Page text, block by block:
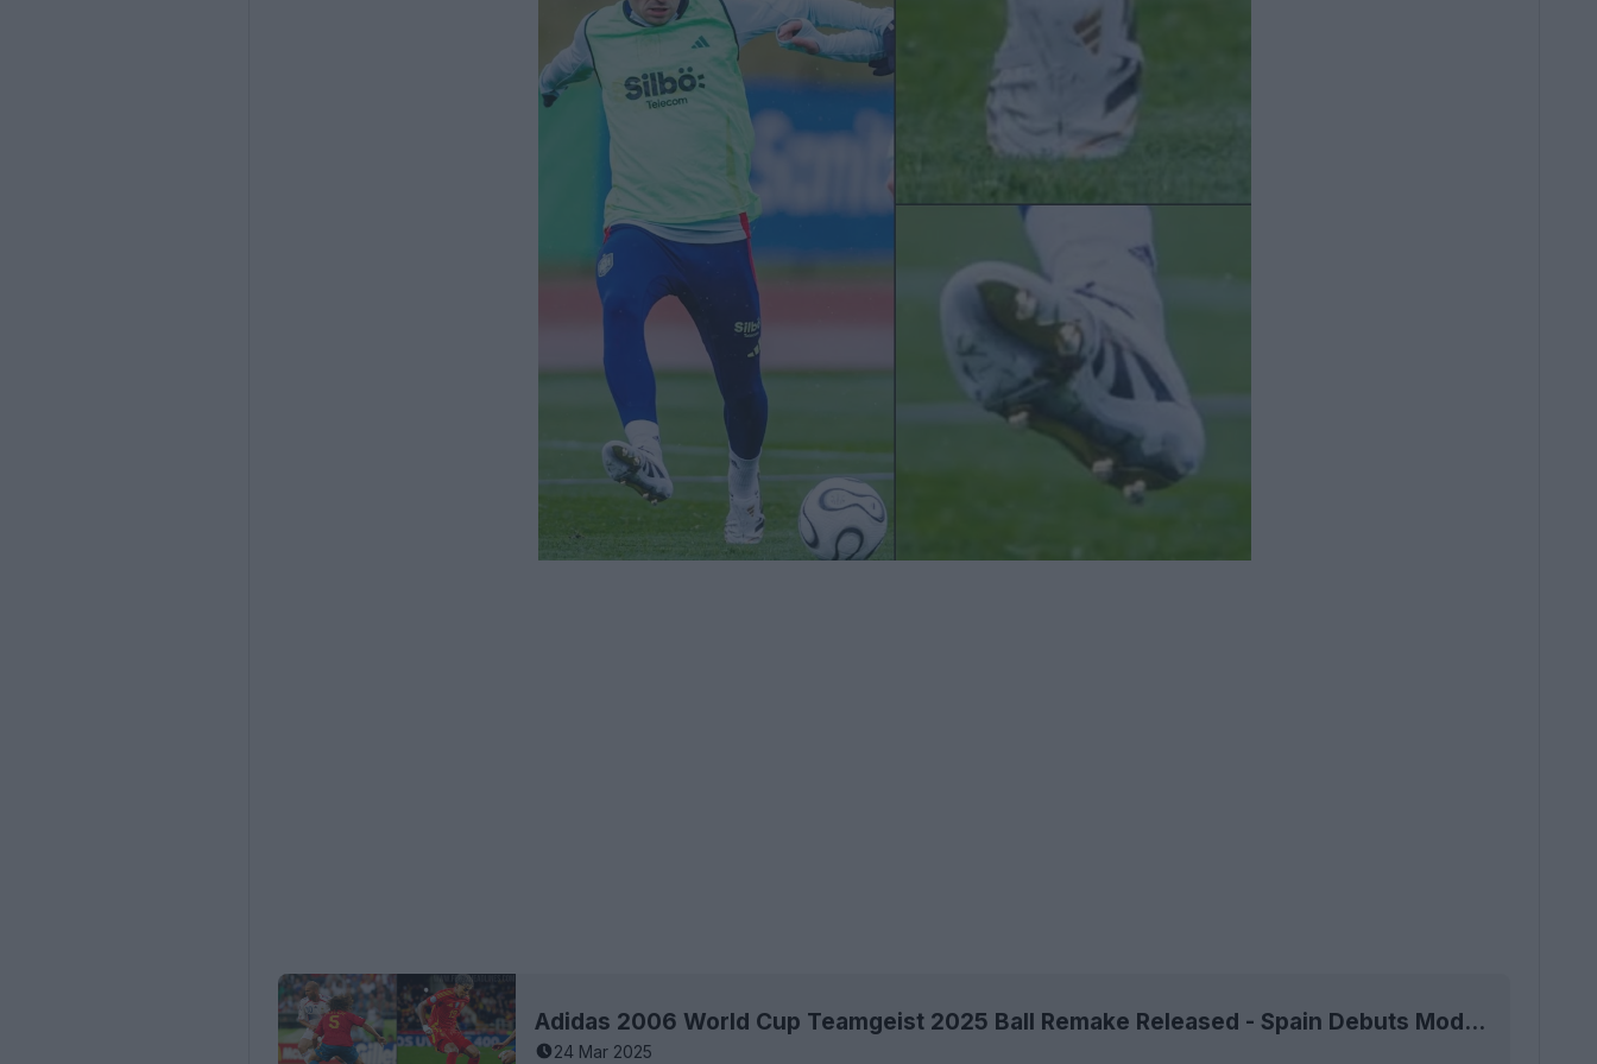
Adidas 2006 World Cup Teamgeist 2025 Ball Remake Released - Spain Debuts Modernized Version (en anglais)
24 Mar 2025